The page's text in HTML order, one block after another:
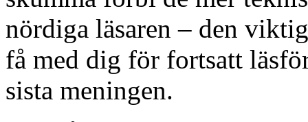
nördiga läsaren – den
få med dig för fortsatt
sista meningen.